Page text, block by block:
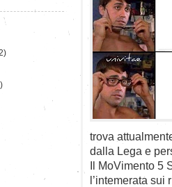
trova
dalla Lega e
Il MoVimento 5
l’intemerata